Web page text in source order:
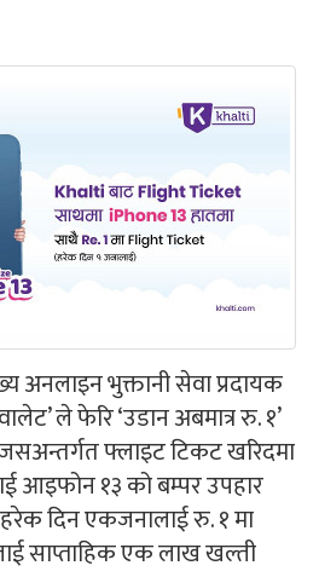
अनलाइन भुक्तानी सेवा प्रदायक
ले फेरि ‘उडान अबमात्र रु. १’
फ्लाइट टिकट खरिदमा
आइफोन १३ को बम्पर उपहार
हरेक दिन एकजनालाई रु. १ मा
साप्ताहिक एक लाख खल्ती